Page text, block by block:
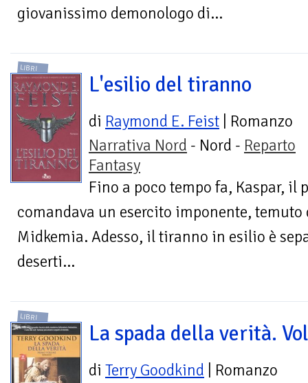
giovanissimo demonologo di...
LIBRI
L'esilio del tiranno
di Raymond E. Feist | Romanzo
Narrativa Nord - Nord - Reparto
Fantasy
Fino a poco tempo fa, Kaspar, il
comandava un esercito imponente,
Midkemia. Adesso, il tiranno in esilio è
deserti...
LIBRI
La spada della verità.
di Terry Goodkind | Romanzo